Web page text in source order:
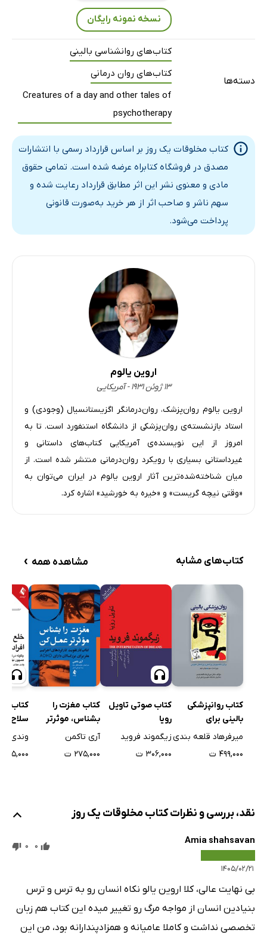
نسخه نمونه رایگان
دسته‌ها
کتاب‌های روانشناسی بالینی
کتاب‌های روان درمانی
Creatures of a day and other tales of
psychotherapy
کتاب مخلوقات یک روز بر اساس قرارداد رسمی با انتشارات
مصدق در فروشگاه کتابراه عرضه شده است. تمامی حقوق
مادی و معنوی نشر این اثر مطابق قرارداد رعایت شده و
سهم ناشر و صاحب اثر از هر خرید به‌صورت قانونی
پرداخت می‌شود.
اروین یالوم
۱۳ ژوئن ۱۹۳۱ - آمریکایی
اروین یالوم روان‌پزشک، روان‌درمانگر اگزیستانسیال (وجودی) و
استاد بازنشسته‌ی روان‌پزشکی از دانشگاه استنفورد است. تا به
امروز از این نویسنده‌ی آمریکایی کتاب‌های داستانی و
غیرداستانی بسیاری با رویکرد روان‌درمانی منتشر شده است. از
میان شناخته‌شده‌ترین آثار اروین یالوم در ایران می‌توان به
«وقتی نیچه گریست» و «خیره به خورشید» اشاره کرد.
کتاب‌های مشابه مشاهده همه ›
کتاب روانپزشکی
بالینی برای
دانشجویان پزشکی و
میرفرهاد قلعه بندی
۴۹۹,۰۰۰ ت
کتاب صوتی تاویل
رویا
زیگموند فروید
۳۰۶,۰۰۰ ت
کتاب مغزت را
بشناس، موثرتر
عمل کن
آری تاکمن
۲۷۵,۰۰۰ ت
کتاب
سلاح
وندی
۲۹۵,۰۰۰ ت
نقد، بررسی و نظرات کتاب مخلوقات یک روز
Amia shahsavan
۱۴۰۵/۰۲/۲۱
0
0
بی نهایت عالی، کلا اروین یالو نکاه انسان رو به ترس و ترس
بنیادین انسان از مواجه مرگ رو تغییر میده این کتاب هم زبان
تخصصی نداشت و کاملا عامیانه و همزادپندارانه بود، من این